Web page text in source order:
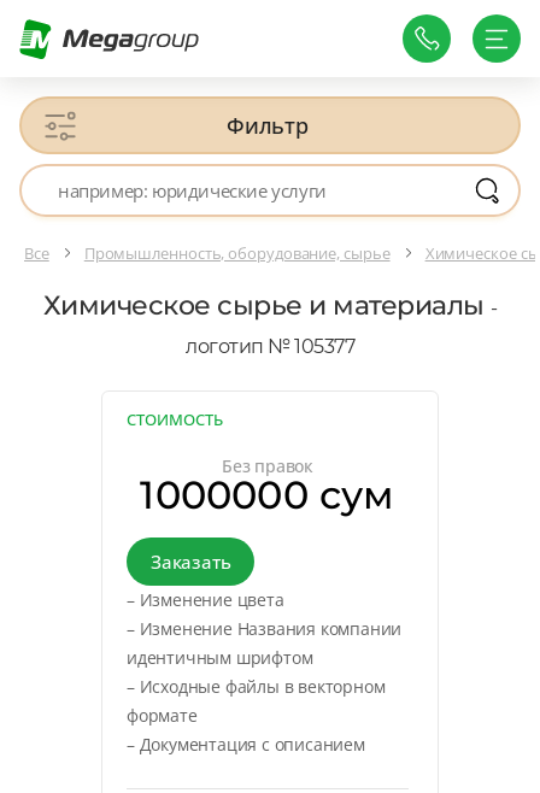
Фильтр
Все Промышленность, оборудование, сырье Химическое
Химическое сырье и материалы -
логотип № 105377
СТОИМОСТЬ
Без правок
1000000 сум
Заказать
– Изменение цвета
– Изменение Названия компании
идентичным шрифтом
– Исходные файлы в векторном
формате
– Документация с описанием